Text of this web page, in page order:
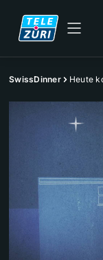
SwissDinner Heute